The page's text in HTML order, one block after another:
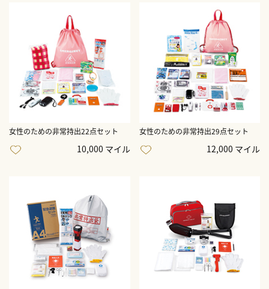
女性のための非常持出22点セット
10,000 マイル
女性のための非常持出29点セット
12,000 マイル